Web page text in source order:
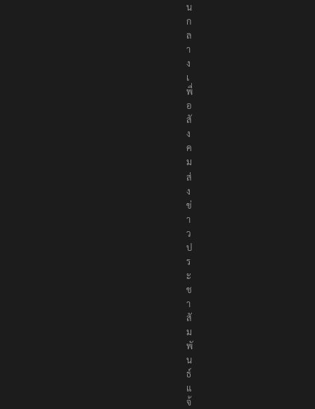
น
ก
ล
า
ง
เ
พื่
อ
สั
ง
ค
ม
ส่
ง
ข่
า
ว
ป
ร
ะ
ช
า
สั
ม
พั
น
ธ์
แ
จ้